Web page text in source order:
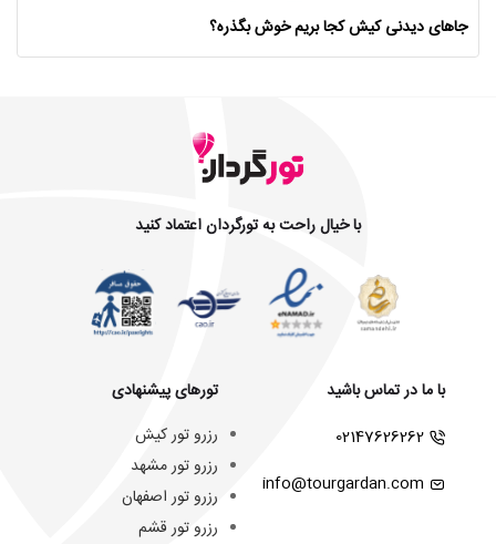
جاهای دیدنی کیش کجا بریم خوش بگذره؟
با خیال راحت به تورگردان اعتماد کنید
با ما در تماس باشید
02147626262
info@tourgardan.com
تورهای پیشنهادی
رزرو تور کیش
رزرو تور مشهد
رزرو تور اصفهان
رزرو تور قشم